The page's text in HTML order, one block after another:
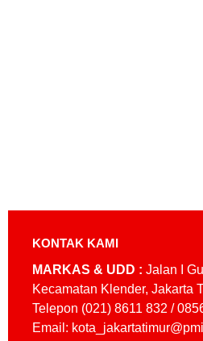
KONTAK KAMI
MARKAS & UDD : Jalan I
Kecamatan Klender, Jakarta
Telepon (021) 8611 832 /
Email: